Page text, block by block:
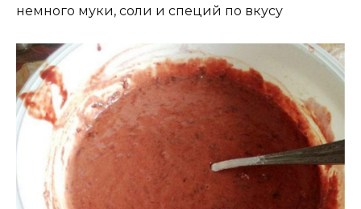
немного муки, соли и специй по вкусу